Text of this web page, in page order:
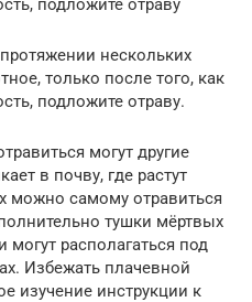
подложите отраву
нескольких
только после того, как
подложите отраву.
могут другие
в почву, где растут
можно самому отравиться
тушки мёртвых
располагаться под
Избежать плачевной
изучение инструкции к